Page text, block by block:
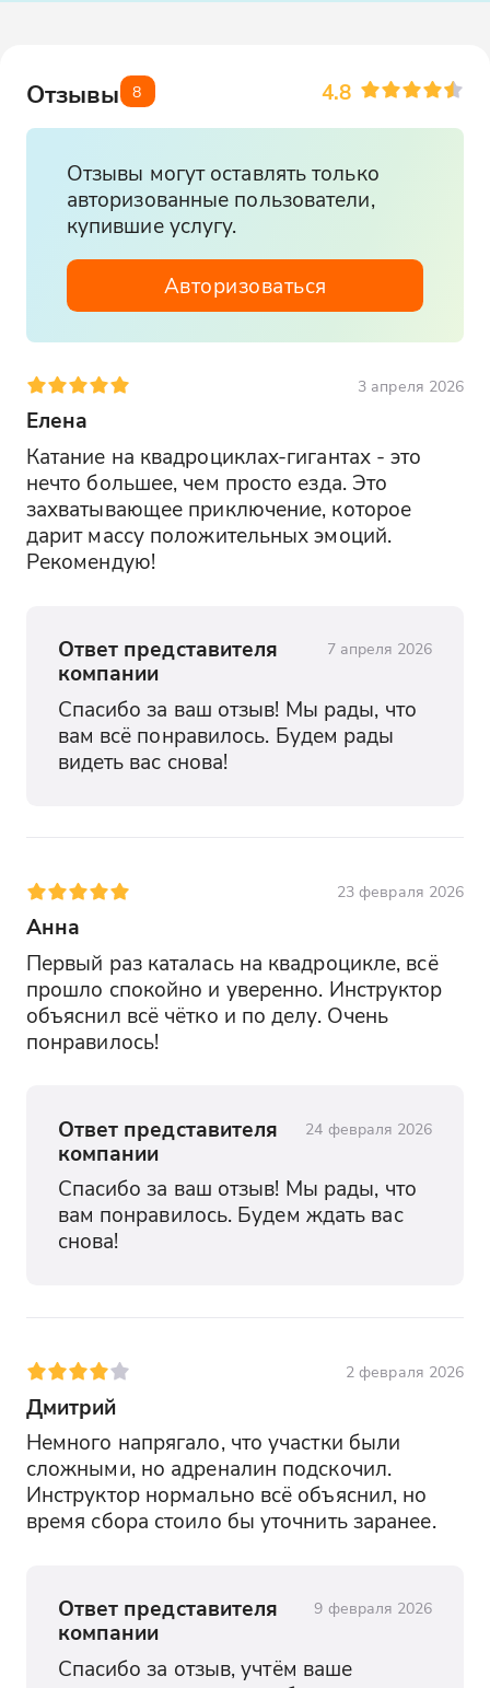
Отзывы 8 4.8
Отзывы могут оставлять только
авторизованные пользователи,
купившие услугу.
Авторизоваться
3 апреля 2026
Елена
Катание на квадроциклах-гигантах - это
нечто большее, чем просто езда. Это
захватывающее приключение, которое
дарит массу положительных эмоций.
Рекомендую!
Ответ представителя
компании
7 апреля 2026
Спасибо за ваш отзыв! Мы рады, что
вам всё понравилось. Будем рады
видеть вас снова!
23 февраля 2026
Анна
Первый раз каталась на квадроцикле, всё
прошло спокойно и уверенно. Инструктор
объяснил всё чётко и по делу. Очень
понравилось!
Ответ представителя
компании
24 февраля 2026
Спасибо за ваш отзыв! Мы рады, что
вам понравилось. Будем ждать вас
снова!
2 февраля 2026
Дмитрий
Немного напрягало, что участки были
сложными, но адреналин подскочил.
Инструктор нормально всё объяснил, но
время сбора стоило бы уточнить заранее.
Ответ представителя
компании
9 февраля 2026
Спасибо за отзыв, учтём ваше